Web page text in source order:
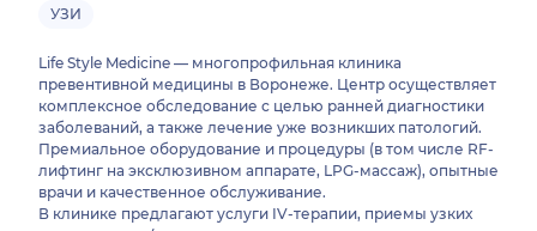
УЗИ
Life Style Medicine — многопрофильная клиника
превентивной медицины в Воронеже. Центр осуществляет
комплексное обследование с целью ранней диагностики
заболеваний, а также лечение уже возникших патологий.
Премиальное оборудование и процедуры (в том числе RF-
лифтинг на эксклюзивном аппарате, LPG-массаж), опытные
врачи и качественное обслуживание.
В клинике предлагают услуги IV-терапии, приемы узких